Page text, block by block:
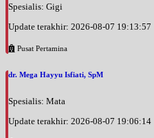
Spesialis: Gigi
Update terakhir: 2026-08-07 19:13:57
Pusat Pertamina
dr. Mega Hayyu Isfiati, SpM
Spesialis: Mata
Update terakhir: 2026-08-07 19:06:14